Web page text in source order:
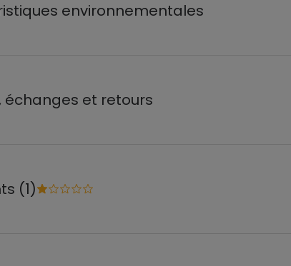
environnementales
échanges et retours
(1)